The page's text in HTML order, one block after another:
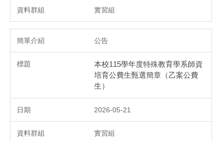
實習組
公告
本校115學年度特殊教育學系師資
培育公費生甄選簡章（乙案公費
生）
2026-05-21
實習組